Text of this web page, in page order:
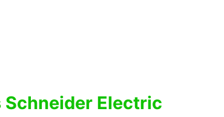
Electric